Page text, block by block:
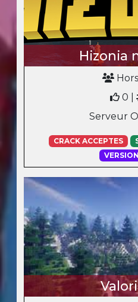
Hizonia
0 |
Serveur
CRACK ACCEPTES